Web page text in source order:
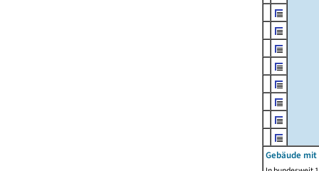
Gebäude mit